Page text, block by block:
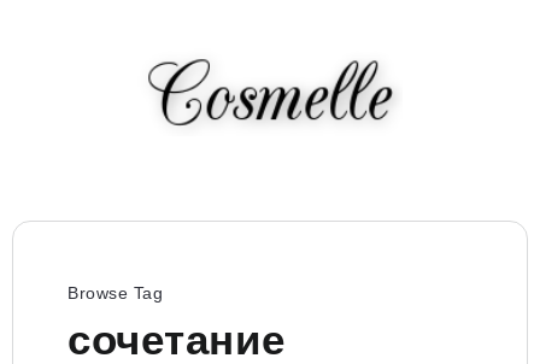
Browse Tag
сочетание